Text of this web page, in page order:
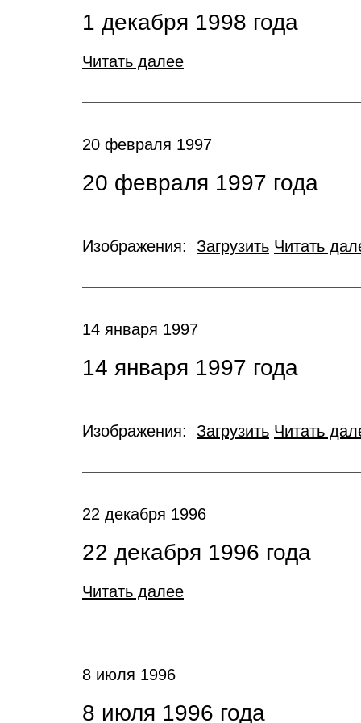
1 декабря 1998 года
Читать далее
20 февраля 1997
20 февраля 1997 года
Изображения: Загрузить Читать
14 января 1997
14 января 1997 года
Изображения: Загрузить Читать
22 декабря 1996
22 декабря 1996 года
Читать далее
8 июля 1996
8 июля 1996 года